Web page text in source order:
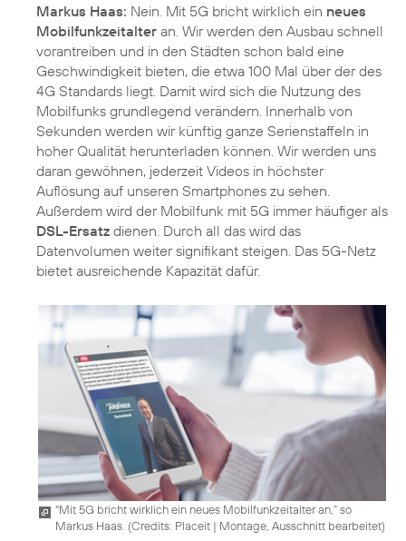
Markus Haas: Nein. Mit 5G bricht wirklich ein neues
Mobilfunkzeitalter an. Wir werden den Ausbau schnell
vorantreiben und in den Städten schon bald eine
Geschwindigkeit bieten, die etwa 100 Mal über der des
4G Standards liegt. Damit wird sich die Nutzung des
Mobilfunks grundlegend verändern. Innerhalb von
Sekunden werden wir künftig ganze Serienstaffeln in
hoher Qualität herunterladen können. Wir werden uns
daran gewöhnen, jederzeit Videos in höchster
Auflösung auf unseren Smartphones zu sehen.
Außerdem wird der Mobilfunk mit 5G immer häufiger als
DSL-Ersatz dienen. Durch all das wird das
Datenvolumen weiter signifikant steigen. Das 5G-Netz
"Mit 5G bricht wirklich ein neues Mobilfunkzeitalter an,“ so
Markus Haas. (Credits: Placeit | Montage, Ausschnitt bearbeitet)